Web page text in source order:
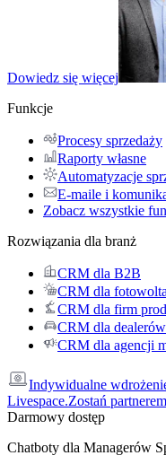
Dowiedz się więcej
Funkcje
Procesy sprzedaży
Raporty własne
Automatyzacje
E-maile i
Zobacz wszystkie
Rozwiązania dla branż
CRM dla B2B
CRM dla
CRM dla firm
CRM dla
CRM dla agencji
Indywidualne
Livespace.Zostań partnerem
Darmowy dostęp
Chatboty dla Managerów